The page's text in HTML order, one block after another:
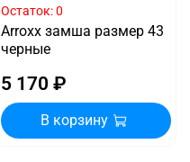
Остаток: 0
Arroxx замша размер 43
черные
5 170 ₽
В корзину